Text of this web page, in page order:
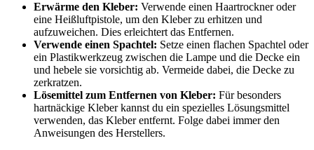
Erwärme den Kleber: Verwende einen Haartrockner oder
eine Heißluftpistole, um den Kleber zu erhitzen und
aufzuweichen. Dies erleichtert das Entfernen.
Verwende einen Spachtel: Setze einen flachen Spachtel oder
ein Plastikwerkzeug zwischen die Lampe und die Decke ein
und hebele sie vorsichtig ab. Vermeide dabei, die Decke zu
zerkratzen.
Lösemittel zum Entfernen von Kleber: Für besonders
hartnäckige Kleber kannst du ein spezielles Lösungsmittel
verwenden, das Kleber entfernt. Folge dabei immer den
Anweisungen des Herstellers.